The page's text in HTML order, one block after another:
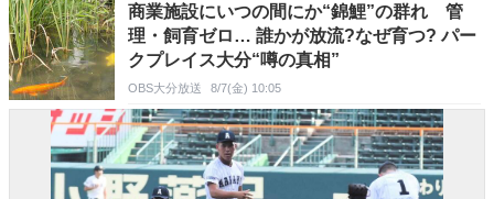
商業施設にいつの間にか“錦鯉”の群れ 管
理・飼育ゼロ… 誰かが放流?なぜ育つ? パー
クプレイス大分“噂の真相”
OBS大分放送 8/7(金) 10:05